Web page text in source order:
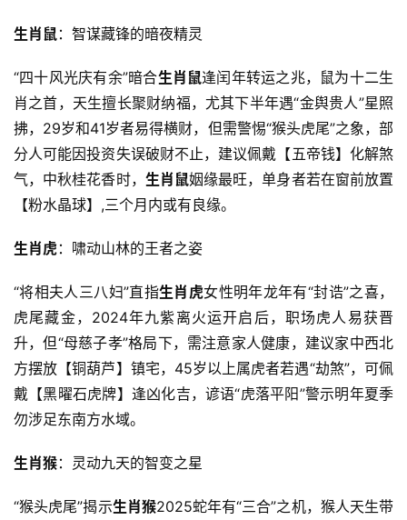
生肖鼠：智谋藏锋的暗夜精灵
“四十风光庆有余”暗合生肖鼠逢闰年转运之兆，鼠为十二生
肖之首，天生擅长聚财纳福，尤其下半年遇“金舆贵人”星照
拂，29岁和41岁者易得横财，但需警惕“猴头虎尾”之象，部
分人可能因投资失误破财不止，建议佩戴【五帝钱】化解煞
气，中秋桂花香时， 生肖鼠姻缘最旺，单身者若在窗前放置
【粉水晶球】,三个月内或有良缘。
生肖虎：啸动山林的王者之姿
“将相夫人三八妇”直指生肖虎女性明年龙年有“封诰”之喜，
虎尾藏金，2024年九紫离火运开启后，职场虎人易获晋
升，但“母慈子孝”格局下，需注意家人健康，建议家中西北
方摆放【铜葫芦】镇宅，45岁以上属虎者若遇“劫煞”，可佩
戴【黑曜石虎牌】逢凶化吉，谚语“虎落平阳”警示明年夏季
勿涉足东南方水域。
生肖猴：灵动九天的智变之星
“猴头虎尾”揭示生肖猴2025蛇年有“三合”之机，猴人天生带